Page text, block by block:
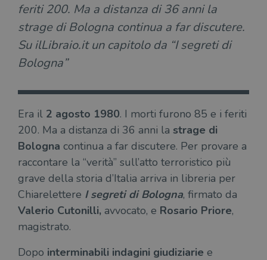
feriti 200. Ma a distanza di 36 anni la
strage di Bologna continua a far discutere.
Su ilLibraio.it un capitolo da “I segreti di
Bologna”
Era il 2 agosto 1980. I morti furono 85 e i feriti
200. Ma a distanza di 36 anni la strage di
Bologna continua a far discutere. Per provare a
raccontare la “verità” sull’atto terroristico più
grave della storia d’Italia arriva in libreria per
Chiarelettere I segreti di Bologna, firmato da
Valerio Cutonilli, avvocato, e Rosario Priore,
magistrato.
Dopo interminabili indagini giudiziarie e